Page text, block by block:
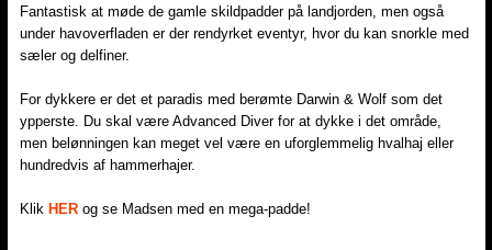
Fantastisk at møde de gamle skildpadder på landjorden, men også
under havoverfladen er der rendyrket eventyr, hvor du kan snorkle med
sæler og delfiner.
For dykkere er det et paradis med berømte Darwin & Wolf som det
ypperste. Du skal være Advanced Diver for at dykke i det område,
men belønningen kan meget vel være en uforglemmelig hvalhaj eller
hundredvis af hammerhajer.
Klik HER og se Madsen med en mega-padde!